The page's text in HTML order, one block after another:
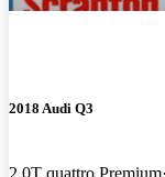
2018 Audi Q3
2.0T quattro Premium